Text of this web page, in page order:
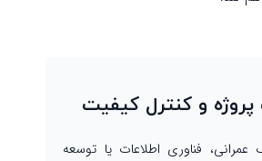
عمرانی، فناوری اطلاعات یا توسعه